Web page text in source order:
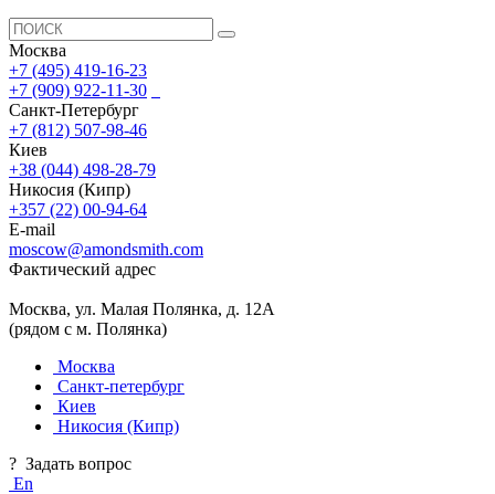
Москва
+7 (495) 419-16-23
+7 (909) 922-11-30
Санкт-Петербург
+7 (812) 507-98-46
Киев
+38 (044) 498-28-79
Никосия (Кипр)
+357 (22) 00-94-64
E-mail
moscow@amondsmith.com
Фактический адрес
Москва, ул. Малая Полянка, д. 12А
(рядом с м. Полянка)
Москва
Санкт-петербург
Киев
Никосия (Кипр)
? Задать вопрос
En